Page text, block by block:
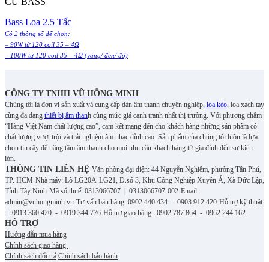
Bass Loa 2.5 Tấc
Có 2 thông số để chọn:
– 90W từ 120 coil 35 – 4Ω
– 100W từ 120 coil 35 – 4Ω (vàng/ đen/ đỏ)
CÔNG TY TNHH VŨ HỒNG MINH
Chúng tôi là đơn vị sản xuất và cung cấp dàn âm thanh chuyên nghiệp, loa kéo, loa xách tay
cùng đa dạng thiết bị âm thanh cùng mức giá cạnh tranh nhất thị trường. Với phương châm
“Hàng Việt Nam chất lượng cao”, cam kết mang đến cho khách hàng những sản phẩm có
chất lượng vượt trội và trải nghiệm âm nhạc đỉnh cao. Sản phẩm của chúng tôi luôn là lựa
chọn tin cậy để nâng tầm âm thanh cho mọi nhu cầu khách hàng từ gia đình đến sự kiện
lớn.
THÔNG TIN LIÊN HỆ Văn phòng đại diện: 44 Nguyễn Nghiêm, phường Tân Phú,
TP. HCM Nhà máy: Lô LG20A-LG21, Đ.số 3, Khu Công Nghiệp Xuyên Á, Xã Đức Lập,
Tỉnh Tây Ninh Mã số thuế: 0313066707 | 0313066707-002 Email:
admin@vuhongminh.vn Tư vấn bán hàng: 0902 440 434 - 0903 912 420 Hỗ trợ kỹ thuật
: 0913 360 420 - 0919 344 776 Hỗ trợ giao hàng : 0902 787 864 - 0962 244 162
HỖ TRỢ
Hướng dẫn mua hàng
Chính sách giao hàng
Chính sách đổi trả Chính sách bảo hành